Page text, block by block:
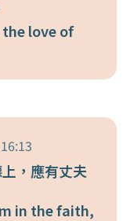
love of
，應有丈夫
in the faith,